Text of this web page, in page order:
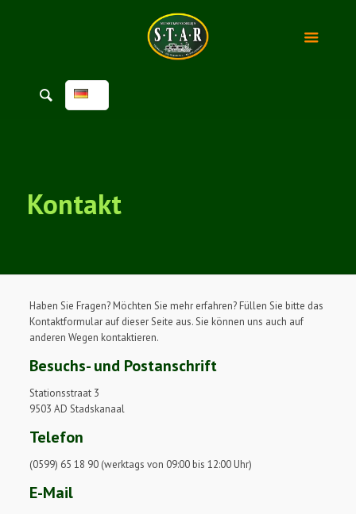
Kontakt
Haben Sie Fragen? Möchten Sie mehr erfahren? Füllen Sie bitte das
Kontaktformular auf dieser Seite aus. Sie können uns auch auf
anderen Wegen kontaktieren.
Besuchs- und Postanschrift
Stationsstraat 3
9503 AD Stadskanaal
Telefon
(0599) 65 18 90 (werktags von 09:00 bis 12:00 Uhr)
E-Mail